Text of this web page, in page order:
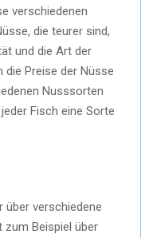
verschiedenen
die teurer sind,
und die Art der
Preise der Nüsse
Nusssorten
Fisch eine Sorte
über verschiedene
zum Beispiel über